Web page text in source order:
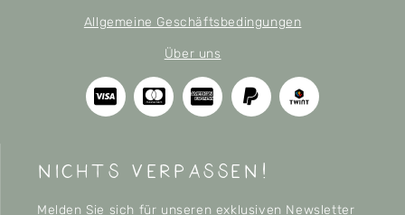
Allgemeine Geschäftsbedingungen
Über uns
nichts verpassen!
Melden Sie sich für unseren exklusiven Newsletter